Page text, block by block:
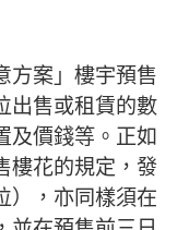
方案」樓宇預售
出售或租賃的數
及價錢等。正如
樓花的規定，發
），亦同樣須在